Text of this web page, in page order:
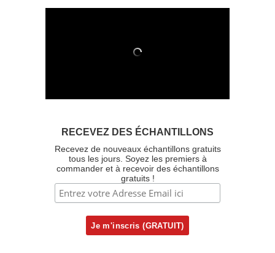
RECEVEZ DES ÉCHANTILLONS
Recevez de nouveaux échantillons gratuits
tous les jours. Soyez les premiers à
commander et à recevoir des échantillons
gratuits !